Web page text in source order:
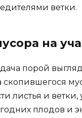
ветки.
на
порой
скопившегося
листья и ветки,
плодов и